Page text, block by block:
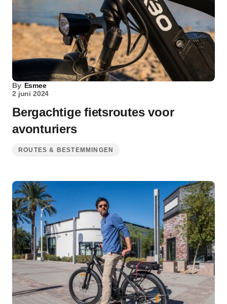
By Esmee
2 juni 2024
Bergachtige fietsroutes voor
avonturiers
ROUTES & BESTEMMINGEN